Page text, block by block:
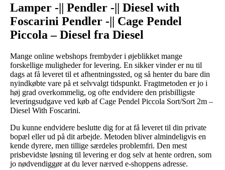
Lamper -|| Pendler -|| Diesel with
Foscarini Pendler -|| Cage Pendel
Piccola – Diesel fra Diesel
Mange online webshops frembyder i øjeblikket mange
forskellige muligheder for levering. En sikker vinder er nu til
dags at få leveret til et afhentningssted, og så henter du bare din
nyindkøbte vare på et selvvalgt tidspunkt. Fragtmetoden er jo i
høj grad overkommelig, og ofte endvidere den prisbilligste
leveringsudgave ved køb af Cage Pendel Piccola Sort/Sort 2m –
Diesel With Foscarini.
Du kunne endvidere beslutte dig for at få leveret til din private
bopæl eller ud på dit arbejde. Metoden bliver almindeligvis en
kende dyrere, men tillige særdeles problemfri. Den mest
prisbevidste løsning til levering er dog selv at hente ordren, som
jo nødvendiggør at du lever nærved e-shoppens adresse.